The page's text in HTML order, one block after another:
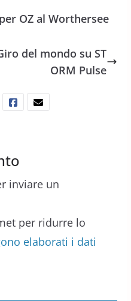
OZ al Worthersee
del mondo su ST
ORM Pulse
inviare un
per ridurre lo
elaborati i dati